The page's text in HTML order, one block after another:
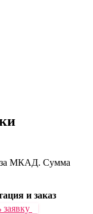
за МКАД. Сумма
и заказ
заявку